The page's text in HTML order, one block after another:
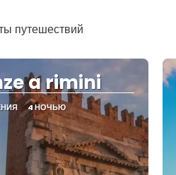
путешествий
a rimini
4 НОЧЬЮ